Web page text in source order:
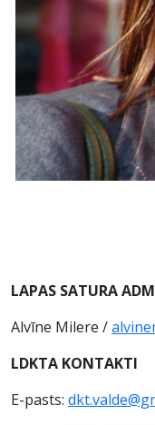
LAPAS SATURA
Alvīne Milere /
LDKTA KONTAKTI
E-pasts: